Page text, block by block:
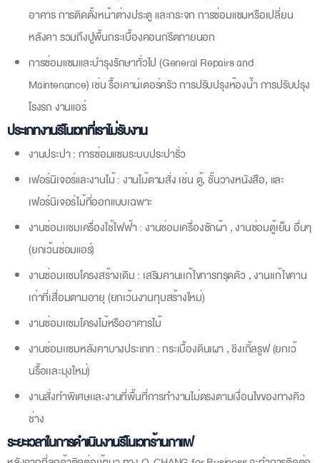
คำถามพบบ่อยเกี่ยวกับงานรีโนเวทร้าน
กาแฟ
ประเภทงานรีโนเวทที่ Q-CHANG for Business รับ
การปรับปรุงภายใน (Interior Renovation) เช่น การปรับเปลี่ยนผนังและ
พื้น งานไฟฟ้าและแสงสว่างและงานสุขภัณฑ์
การปรับปรุงภายนอก (Exterior Renovation) เช่น การปรับปรุงหน้าตา
อาคาร การติดตั้งหน้าต่างประตู และกระจก การซ่อมแซมหรือเปลี่ยน
การซ่อมแซมและบำรุงรักษาทั่วไป (General Repairs and
โรงรถ งานแอร์
ประเภทงานรีโนเวทที่เราไม่รับงาน
งานประปา : การซ่อมแซมระบบประปารั่ว
เฟอร์นิเจอร์และงานไม้ : งานไม้ตามสั่ง เช่น ตู้, ชั้นวางหนังสือ, และ
เฟอร์นิเจอร์ไม้ที่ออกแบบเฉพาะ
งานซ่อมเเซมเครื่องใช้ไฟฟ้า : งานซ่อมเครื่องซักผ้า , งานซ่อมตู้เย็น อื่นๆ
(ยกเว้นซ่อมแอร์)
งานซ่อมเเซมโครงสร้างเดิม : เสริมคานเเก้ไขการทรุดตัว , งานเเก้ไขคาน